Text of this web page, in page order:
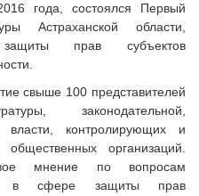
года, состоялся Первый
Астраханской области,
прав субъектов
свыше 100 представителей
законодательной,
власти, контролирующих и
общественных организаций.
мнение по вопросам
в сфере защиты прав